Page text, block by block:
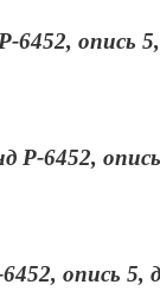
6452, опись 5,
Р-6452,
опись 5,